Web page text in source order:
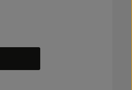
Wert ein oder